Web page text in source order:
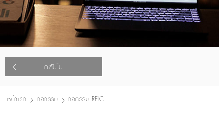
กลับไป
หน้าแรก กิจกรรม กิจกรรม REIC